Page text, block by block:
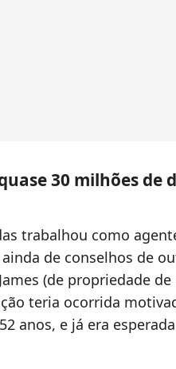
30 milhões de
trabalhou como
de conselhos de
(de propriedade de
teria ocorrida
anos, e já era